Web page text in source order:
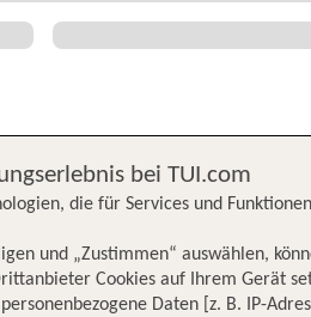
bei TUI.com
die für Services und
und „Zustimmen“ auswählen,
Cookies auf Ihrem Gerät
Daten [z. B. IP-